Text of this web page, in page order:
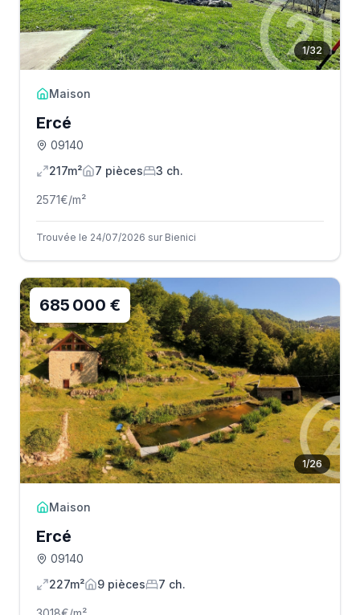
1/32
Maison
Ercé
09140
217m²
7 pièces 3 ch.
2571€/m²
Trouvée le 24/07/2026 sur Bienici
1/26
685 000 €
Maison
Ercé
09140
227m²
9 pièces 7 ch.